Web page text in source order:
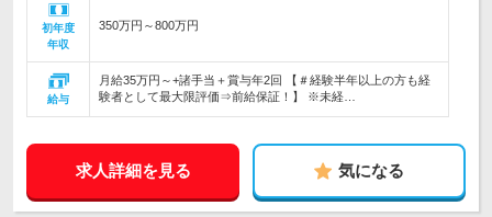
初年度
年収
350万円～800万円
給与
月給35万円～+諸手当＋賞与年2回 【＃経験半年以上の方も経
験者として最大限評価⇒前給保証！】 ※未経…
求人詳細を見る 気になる